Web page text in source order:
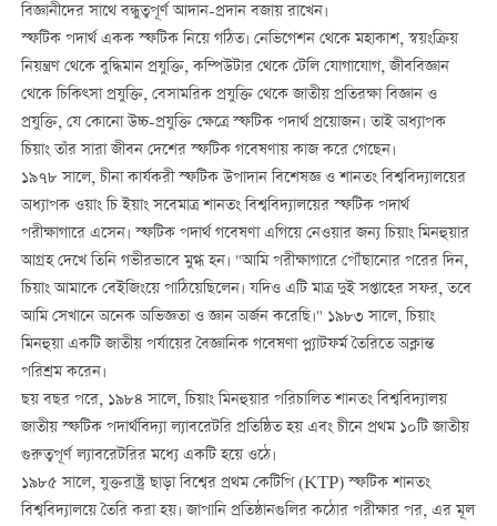
বিজ্ঞানীদের সাথে বন্ধুত্বপূর্ণ আদান-প্রদান বজায় রাখেন।
স্ফটিক পদার্থ একক স্ফটিক নিয়ে গঠিত। নেভিগেশন থেকে মহাকাশ, স্বয়ংক্রিয়
নিয়ন্ত্রণ থেকে বুদ্ধিমান প্রযুক্তি, কম্পিউটার থেকে টেলি যোগাযোগ, জীববিজ্ঞান
থেকে চিকিত্সা প্রযুক্তি, বেসামরিক প্রযুক্তি থেকে জাতীয় প্রতিরক্ষা বিজ্ঞান ও
প্রযুক্তি, যে কোনো উচ্চ-প্রযুক্তি ক্ষেত্রে স্ফটিক পদার্থ প্রয়োজন। তাই অধ্যাপক
চিয়াং তাঁর সারা জীবন দেশের স্ফটিক গবেষণায় কাজ করে গেছেন।
১৯৭৮ সালে, চীনা কার্যকরী স্ফটিক উপাদান বিশেষজ্ঞ ও শানতং বিশ্ববিদ্যালয়ের
অধ্যাপক ওয়াং চি ইয়াং সবেমাত্র শানতং বিশ্ববিদ্যালয়ের স্ফটিক পদার্থ
পরীক্ষাগারে এসেন। স্ফটিক পদার্থ গবেষণা এগিয়ে নেওয়ার জন্য চিয়াং মিনহুয়ার
আগ্রহ দেখে তিনি গভীরভাবে মুগ্ধ হন। "আমি পরীক্ষাগারে পৌঁছানোর পরের দিন,
চিয়াং আমাকে বেইজিংয়ে পাঠিয়েছিলেন। যদিও এটি মাত্র দুই সপ্তাহের সফর, তবে
আমি সেখানে অনেক অভিজ্ঞতা ও জ্ঞান অর্জন করেছি।" ১৯৮৩ সালে, চিয়াং
মিনহুয়া একটি জাতীয় পর্যায়ের বৈজ্ঞানিক গবেষণা প্ল্যাটফর্ম তৈরিতে অক্লান্ত
পরিশ্রম করেন।
ছয় বছর পরে, ১৯৮৪ সালে, চিয়াং মিনহুয়ার পরিচালিত শানতং বিশ্ববিদ্যালয়
জাতীয় স্ফটিক পদার্থবিদ্যা ল্যাবরেটরি প্রতিষ্ঠিত হয় এবং চীনে প্রথম ১০টি জাতীয়
গুরুত্বপূর্ণ ল্যাবরেটরির মধ্যে একটি হয়ে ওঠে।
১৯৮৫ সালে, যুক্তরাষ্ট্র ছাড়া বিশ্বের প্রথম কেটিপি (KTP) স্ফটিক শানতং
বিশ্ববিদ্যালয়ে তৈরি করা হয়। জাপানি প্রতিষ্ঠানগুলির কঠোর পরীক্ষার পর, এর মূল